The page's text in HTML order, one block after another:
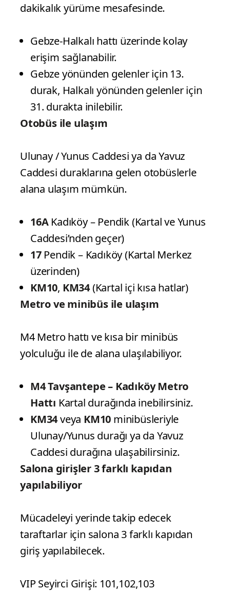
dakikalık yürüme mesafesinde.
Gebze-Halkalı hattı üzerinde kolay
erişim sağlanabilir.
Gebze yönünden gelenler için 13.
durak, Halkalı yönünden gelenler için
31. durakta inilebilir.
Otobüs ile ulaşım
Ulunay / Yunus Caddesi ya da Yavuz
Caddesi duraklarına gelen otobüslerle
alana ulaşım mümkün.
16AKadıköy – Pendik (Kartal ve Yunus
Caddesi’nden geçer)
17Pendik – Kadıköy (Kartal Merkez
üzerinden)
KM10, KM34(Kartal içi kısa hatlar)
Metro ve minibüs ile ulaşım
M4 Metro hattı ve kısa bir minibüs
yolculuğu ile de alana ulaşılabiliyor.
M4 Tavşantepe – Kadıköy Metro
Hattı Kartal durağında inebilirsiniz.
KM34veya KM10 minibüsleriyle
Ulunay/Yunus durağı ya da Yavuz
Caddesi durağına ulaşabilirsiniz.
Salona girişler 3 farklı kapıdan
yapılabiliyor
Mücadeleyi yerinde takip edecek
taraftarlar için salona 3 farklı kapıdan
giriş yapılabilecek.
VIP Seyirci Girişi: 101,102,103